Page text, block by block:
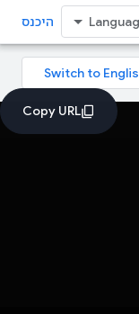
היכנס